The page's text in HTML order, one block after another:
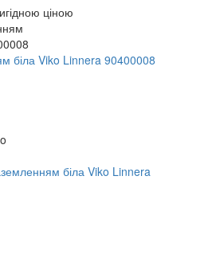
ціною
біла Viko Linnera 90400008
біла Viko Linnera